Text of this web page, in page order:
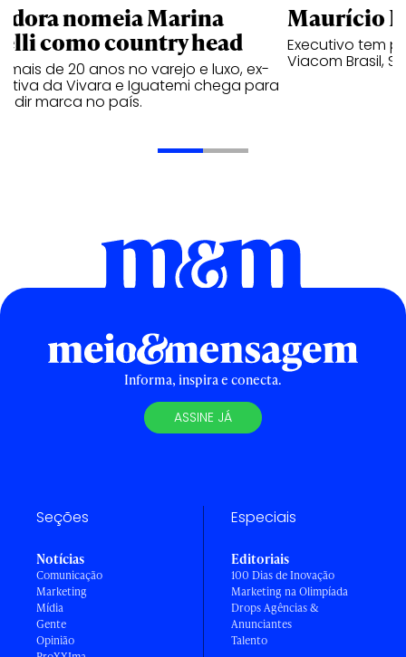
nomeia Marina
como country head
mais de 20 anos no varejo e luxo, ex-
da Vivara e Iguatemi chega para
marca no país.
Maurício
Executivo tem
Viacom Brasil,
Informa, inspira e conecta.
ASSINE JÁ
Seções
Notícias
Comunicação
Marketing
Mídia
Gente
Opinião
Especiais
Editoriais
100 Dias de Inovação
Marketing na Olimpíada
Drops Agências &
Anunciantes
Talento